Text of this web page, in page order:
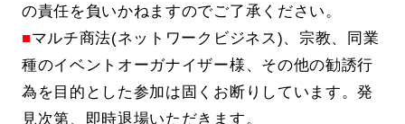
の責任を負いかねますのでご了承ください。
■マルチ商法(ネットワークビジネス)、宗教、同業
種のイベントオーガナイザー様、その他の勧誘行
為を目的とした参加は固くお断りしています。発
見次第、即時退場いただきます。